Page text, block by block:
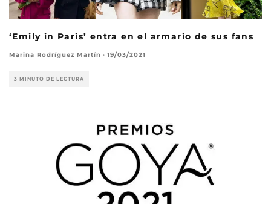
‘Emily in Paris’ entra en el armario de sus fans
Marina Rodríguez Martín · 19/03/2021
3 MINUTO DE LECTURA